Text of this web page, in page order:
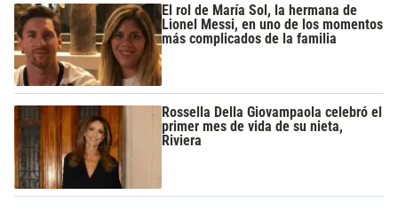
El rol de María Sol, la hermana de
Lionel Messi, en uno de los momentos
más complicados de la familia
Rossella Della Giovampaola celebró el
primer mes de vida de su nieta,
Riviera